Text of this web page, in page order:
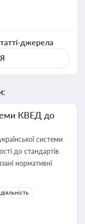
джерела
КВЕД до
системи
до стандартів
нормативні